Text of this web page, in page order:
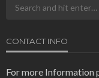
CONTACT INFO
For more Information